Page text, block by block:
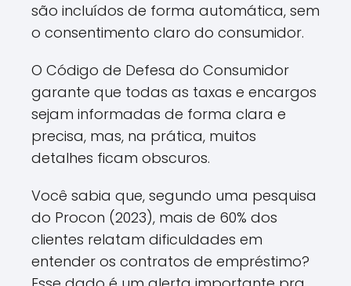
são incluídos de forma automática, sem
o consentimento claro do consumidor.
O Código de Defesa do Consumidor
garante que todas as taxas e encargos
sejam informadas de forma clara e
precisa, mas, na prática, muitos
detalhes ficam obscuros.
Você sabia que, segundo uma pesquisa
do Procon (2023), mais de 60% dos
clientes relatam dificuldades em
entender os contratos de empréstimo?